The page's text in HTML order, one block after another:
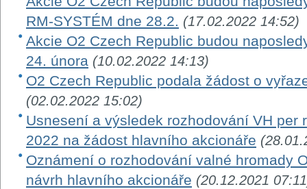
RM-SYSTÉM dne 28.2. (17.02.2022 14:52)
Akcie O2 Czech Republic budou
24. února (10.02.2022 14:13)
O2 Czech Republic podala žádost o
(02.02.2022 15:02)
Usnesení a výsledek rozhodování VH per
2022 na žádost hlavního akcionáře
Oznámení o rozhodování valné hromady
návrh hlavního akcionáře (20.12.2021